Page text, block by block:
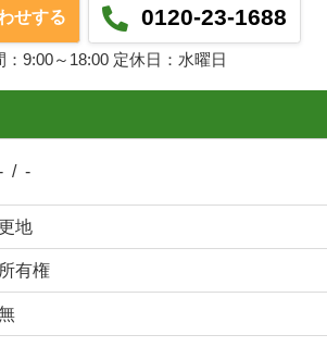
せする 0120-23-1688
：9:00～18:00 定休日：水曜日
/ -
地
所有権